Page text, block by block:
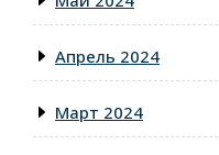
Апрель 2024
Март 2024